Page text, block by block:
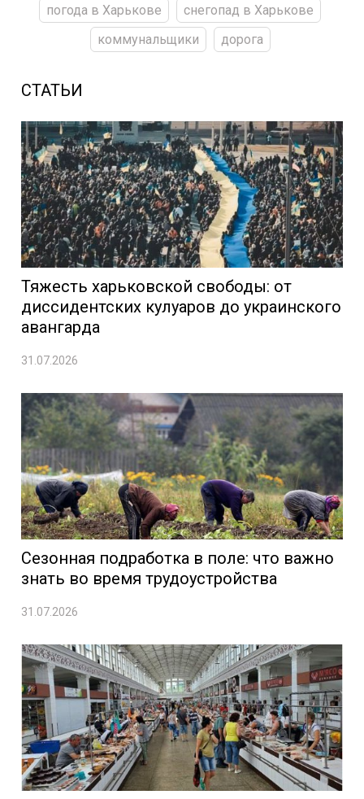
погода в Харькове
снегопад в Харькове
коммунальщики
дорога
СТАТЬИ
Тяжесть харьковской свободы: от
диссидентских кулуаров до украинского
авангарда
31.07.2026
Сезонная подработка в поле: что важно
знать во время трудоустройства
31.07.2026